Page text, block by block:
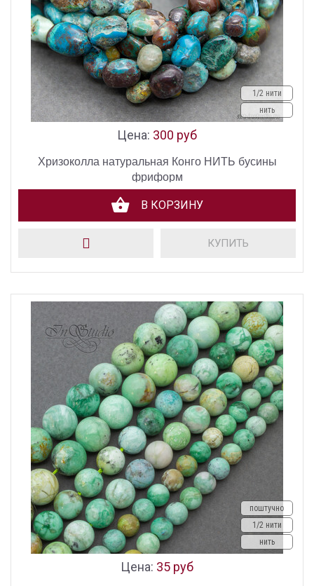
1/2 нити
нить
Цена: 300 руб
Хризоколла натуральная Конго НИТЬ бусины
фриформ
В КОРЗИНУ
КУПИТЬ
поштучно
1/2 нити
нить
Цена: 35 руб